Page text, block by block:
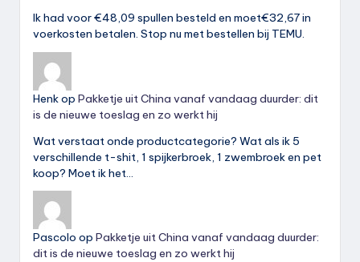
Ik had voor €48,09 spullen besteld en moet€32,67 in
voerkosten betalen. Stop nu met bestellen bij TEMU.
Henkop Pakketje uit China vanaf vandaag duurder: dit
is de nieuwe toeslag en zo werkt hij
Wat verstaat onde productcategorie? Wat als ik 5
verschillende t-shit, 1 spijkerbroek, 1 zwembroek en pet
koop? Moet ik het…
Pascolo op Pakketje uit China vanaf vandaag duurder:
dit is de nieuwe toeslag en zo werkt hij